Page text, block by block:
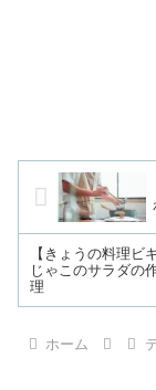
【きょうの料理ビ
じゃこのサラダの
理
ホーム